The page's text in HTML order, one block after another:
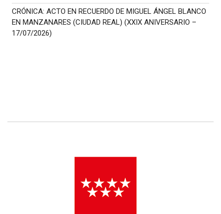
CRÓNICA: ACTO EN RECUERDO DE MIGUEL ÁNGEL BLANCO
EN MANZANARES (CIUDAD REAL) (XXIX ANIVERSARIO –
17/07/2026)